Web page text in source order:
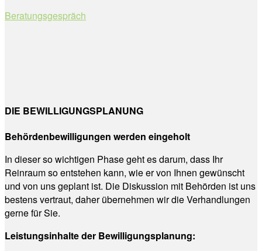
Beratungsgespräch
DIE BEWILLIGUNGSPLANUNG
Behördenbewilligungen werden eingeholt
In dieser so wichtigen Phase geht es darum, dass Ihr
Reinraum so entstehen kann, wie er von Ihnen gewünscht
und von uns geplant ist. Die Diskussion mit Behörden ist uns
bestens vertraut, daher übernehmen wir die Verhandlungen
gerne für Sie.
Leistungsinhalte der Bewilligungsplanung: